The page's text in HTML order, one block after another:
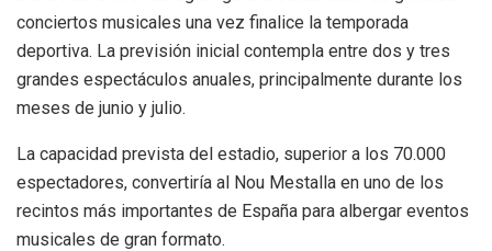
conciertos musicales una vez finalice la temporada
deportiva. La previsión inicial contempla entre dos y tres
grandes espectáculos anuales, principalmente durante los
meses de junio y julio.
La capacidad prevista del estadio, superior a los 70.000
espectadores, convertiría al Nou Mestalla en uno de los
recintos más importantes de España para albergar eventos
musicales de gran formato.